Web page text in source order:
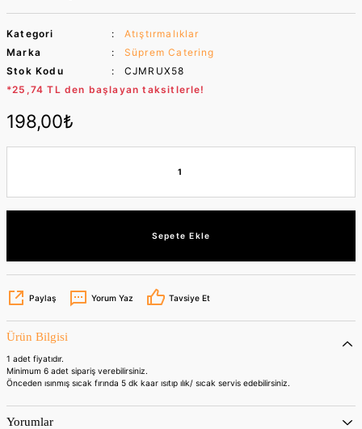
Kategori
Atıştırmalıklar
Marka
Süprem Catering
Stok Kodu
CJMRUX58
*25,74 TL den başlayan taksitlerle!
198,00₺
Sepete Ekle
Paylaş Yorum Yaz Tavsiye Et
Ürün Bilgisi
1 adet fiyatıdır.
Minimum 6 adet sipariş verebilirsiniz.
Önceden ısınmış sıcak fırında 5 dk kaar ısıtıp ılık/ sıcak servis edebilirsiniz.
Yorumlar